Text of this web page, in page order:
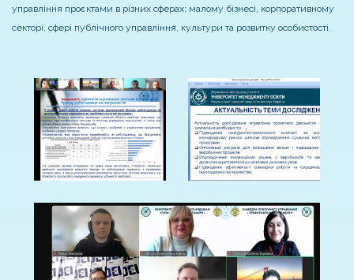
управління проєктами в різних сферах: малому бізнесі, корпоративному
секторі, сфері публічного управління, культури та розвитку особистості.